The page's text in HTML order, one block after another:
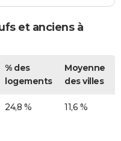
et anciens à
% des
logements
Moyenne
des villes
24,8 % 11,6 %